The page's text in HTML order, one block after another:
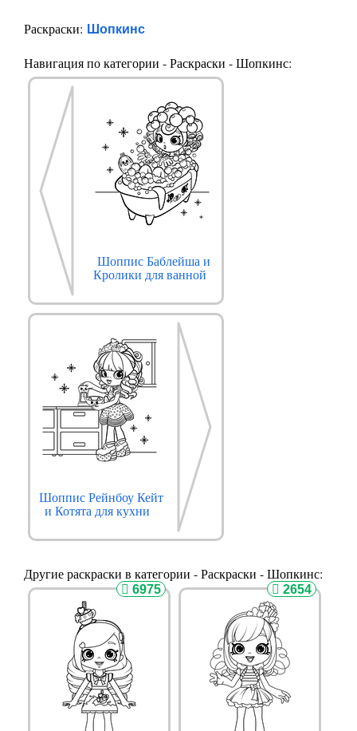
Раскраски: Шопкинс
Навигация по категории - Раскраски - Шопкинс:
Шоппис Баблейша и
Кролики для ванной
Шоппис Рейнбоу Кейт
и Котята для кухни
Другие раскраски в категории - Раскраски - Шопкинс:
6975 2654